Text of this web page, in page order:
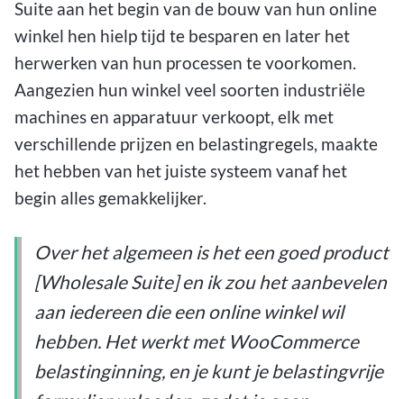
Suite aan het begin van de bouw van hun online
winkel hen hielp tijd te besparen en later het
herwerken van hun processen te voorkomen.
Aangezien hun winkel veel soorten industriële
machines en apparatuur verkoopt, elk met
verschillende prijzen en belastingregels, maakte
het hebben van het juiste systeem vanaf het
begin alles gemakkelijker.
Over het algemeen is het een goed product
[Wholesale Suite] en ik zou het aanbevelen
aan iedereen die een online winkel wil
hebben. Het werkt met WooCommerce
belastinginning, en je kunt je belastingvrije